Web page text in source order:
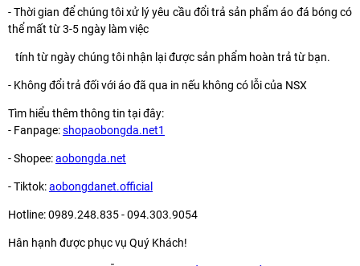
- Thời gian để chúng tôi xử lý yêu cầu đổi trả sản phẩm áo đá bóng có
thể mất từ 3-5 ngày làm việc
tính từ ngày chúng tôi nhận lại được sản phẩm hoàn trả từ bạn.
- Không đổi trả đối với áo đã qua in nếu không có lỗi của NSX
Tìm hiểu thêm thông tin tại đây:
- Fanpage:shopaobongda.net1
- Shopee:aobongda.net
- Tiktok:aobongdanet.official
Hotline: 0989.248.835 - 094.303.9054
Hân hạnh được phục vụ Quý Khách!